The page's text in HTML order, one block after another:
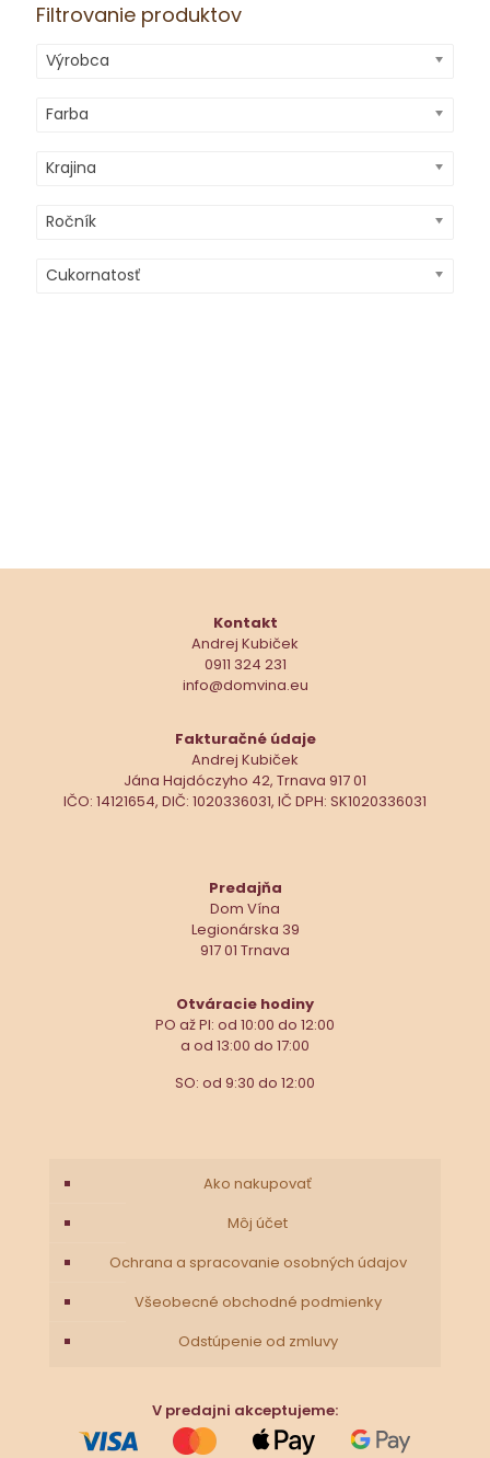
Filtrovanie produktov
Výrobca
Farba
Krajina
Ročník
Cukornatosť
Kontakt
Andrej Kubiček
0911 324 231
info@domvina.eu
Fakturačné údaje
Andrej Kubiček
Jána Hajdóczyho 42, Trnava 917 01
IČO: 14121654, DIČ: 1020336031, IČ DPH: SK1020336031
Predajňa
Dom Vína
Legionárska 39
917 01 Trnava
Otváracie hodiny
PO až PI: od 10:00 do 12:00
a od 13:00 do 17:00
SO: od 9:30 do 12:00
Ako nakupovať
Môj účet
Ochrana a spracovanie osobných údajov
Všeobecné obchodné podmienky
Odstúpenie od zmluvy
V predajni akceptujeme: